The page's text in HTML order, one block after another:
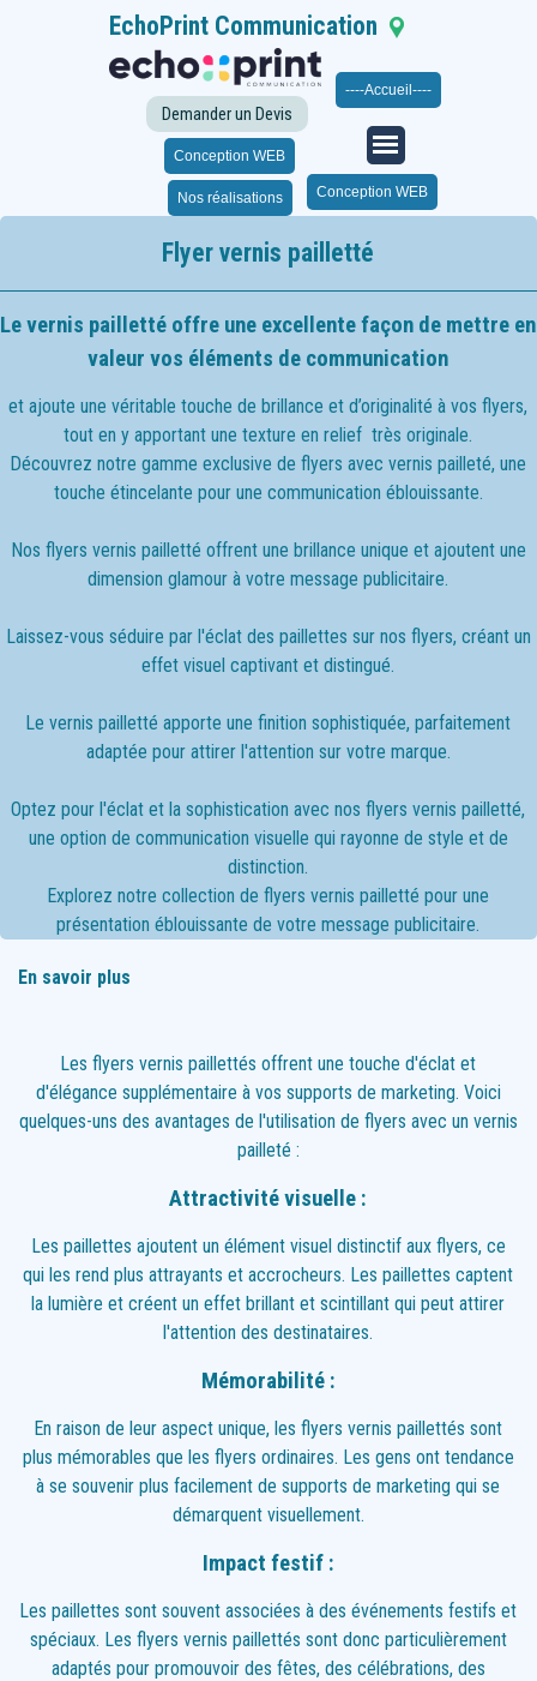
EchoPrint Communication
Seloncourt Franche-Comté |
06 21 35 63 43
| 03 63 11 03 60| Du lundi au samedi de 14h à 19h
Sur RDV
Demander un Devis
----Accueil----
Nos réalisations
Conception WEB
Conception WEB
Flyer vernis pailletté
Le vernis pailletté offre une excellente façon de mettre en
valeur vos éléments de communication
et ajoute une véritable touche de brillance et d’originalité à vos flyers,
tout en y apportant une texture en relief très originale.
Découvrez notre gamme exclusive de flyers avec vernis pailleté, une
touche étincelante pour une communication éblouissante.
Nos flyers vernis pailletté offrent une brillance unique et ajoutent une
dimension glamour à votre message publicitaire.
Laissez-vous séduire par l'éclat des paillettes sur nos flyers, créant un
effet visuel captivant et distingué.
Le vernis pailletté apporte une finition sophistiquée, parfaitement
adaptée pour attirer l'attention sur votre marque.
Optez pour l'éclat et la sophistication avec nos flyers vernis pailletté,
une option de communication visuelle qui rayonne de style et de
distinction.
Explorez notre collection de flyers vernis pailletté pour une
présentation éblouissante de votre message publicitaire.
En savoir plus
Les flyers vernis paillettés offrent une touche d'éclat et
d'élégance supplémentaire à vos supports de marketing. Voici
quelques-uns des avantages de l'utilisation de flyers avec un vernis
pailleté :
Attractivité visuelle :
Les paillettes ajoutent un élément visuel distinctif aux flyers, ce
qui les rend plus attrayants et accrocheurs. Les paillettes captent
la lumière et créent un effet brillant et scintillant qui peut attirer
l'attention des destinataires.
Mémorabilité :
En raison de leur aspect unique, les flyers vernis paillettés sont
plus mémorables que les flyers ordinaires. Les gens ont tendance
à se souvenir plus facilement de supports de marketing qui se
démarquent visuellement.
Impact festif :
Les paillettes sont souvent associées à des événements festifs et
spéciaux. Les flyers vernis paillettés sont donc particulièrement
adaptés pour promouvoir des fêtes, des célébrations, des